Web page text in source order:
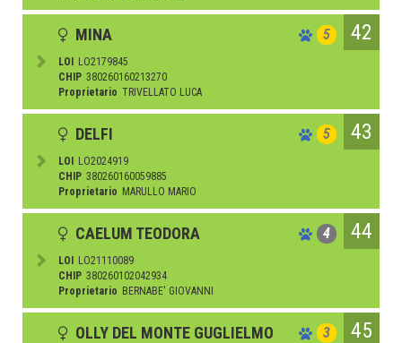
MINA 5 42
LOI
LO2179845
CHIP 380260160213270
Proprietario TRIVELLATO LUCA
DELFI 5 43
LOI
LO2024919
CHIP 380260160059885
Proprietario MARULLO MARIO
CAELUM TEODORA 4 44
LOI
LO21110089
CHIP 380260102042934
Proprietario BERNABE' GIOVANNI
OLLY DEL MONTE GUGLIELMO 3 45